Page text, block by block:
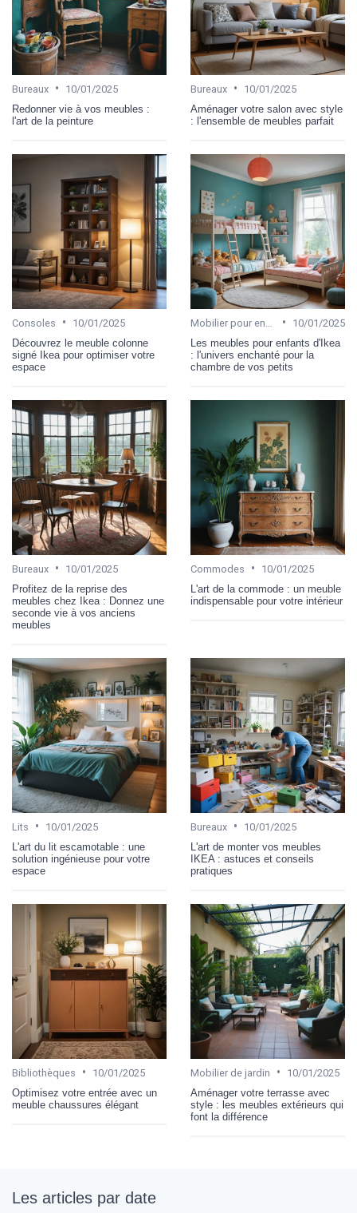
Bureaux •
10/01/2025
Redonner vie à vos meubles :
l'art de la peinture
Bureaux •
10/01/2025
Aménager votre salon avec style
: l'ensemble de meubles parfait
Consoles •
10/01/2025
Découvrez le meuble colonne
signé Ikea pour optimiser votre
espace
•
10/01/2025
Les meubles pour enfants d'Ikea
: l'univers enchanté pour la
chambre de vos petits
Bureaux •
10/01/2025
Profitez de la reprise des
meubles chez Ikea : Donnez une
seconde vie à vos anciens
meubles
Commodes •
10/01/2025
L'art de la commode : un meuble
indispensable pour votre intérieur
Lits •
10/01/2025
L'art du lit escamotable : une
solution ingénieuse pour votre
espace
Bureaux •
10/01/2025
L'art de monter vos meubles
IKEA : astuces et conseils
pratiques
Bibliothèques •
10/01/2025
Optimisez votre entrée avec un
meuble chaussures élégant
Mobilier de jardin •
10/01/2025
Aménager votre terrasse avec
style : les meubles extérieurs qui
font la différence
Les articles par date